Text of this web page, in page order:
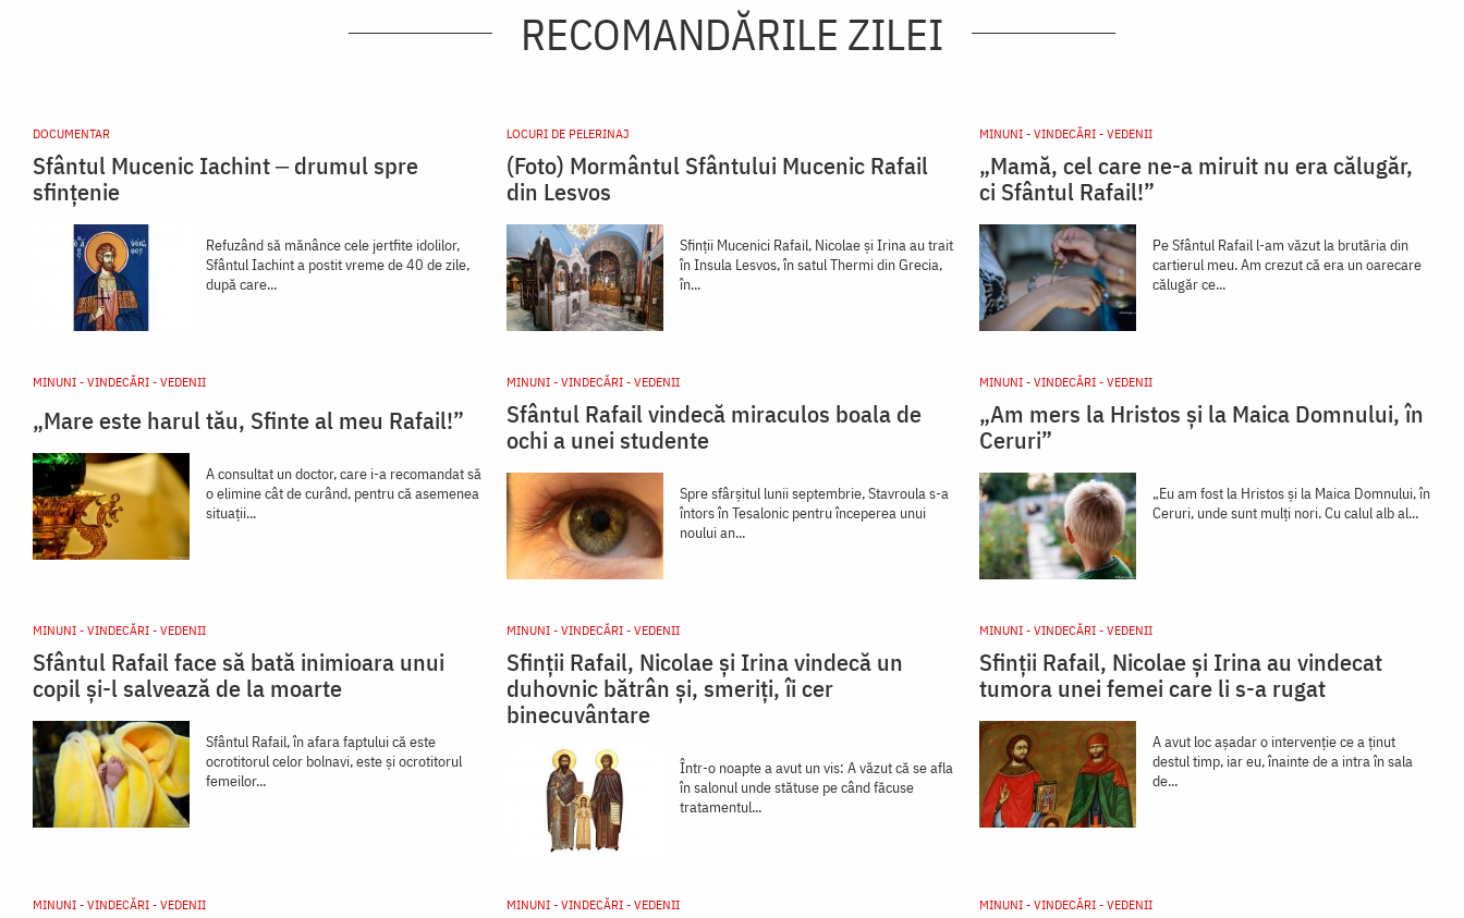
RECOMANDĂRILE ZILEI
DOCUMENTAR
Sfântul Mucenic Iachint ‒ drumul spre
sfințenie
Refuzând să mănânce cele jertfite idolilor,
Sfântul Iachint a postit vreme de 40 de zile,
după care...
LOCURI DE PELERINAJ
(Foto) Mormântul Sfântului Mucenic Rafail
din Lesvos
Sfinții Mucenici Rafail, Nicolae și Irina au trait
în Insula Lesvos, în satul Thermi din Grecia,
în...
MINUNI - VINDECĂRI - VEDENII
„Mamă, cel care ne-a miruit nu era călugăr,
ci Sfântul Rafail!”
Pe Sfântul Rafail l-am văzut la brutăria din
cartierul meu. Am crezut că era un oarecare
călugăr ce...
MINUNI - VINDECĂRI - VEDENII
„Mare este harul tău, Sfinte al meu Rafail!”
A consultat un doctor, care i-a recomandat să
o elimine cât de curând, pentru că asemenea
situații...
MINUNI - VINDECĂRI - VEDENII
Sfântul Rafail vindecă miraculos boala de
ochi a unei studente
Spre sfârșitul lunii septembrie, Stavroula s-a
întors în Tesalonic pentru începerea unui
noului an...
MINUNI - VINDECĂRI - VEDENII
„Am mers la Hristos și la Maica Domnului, în
Ceruri”
„Eu am fost la Hristos și la Maica Domnului, în
Ceruri, unde sunt mulți nori. Cu calul alb al...
MINUNI - VINDECĂRI - VEDENII
Sfântul Rafail face să bată inimioara unui
copil și-l salvează de la moarte
Sfântul Rafail, în afara faptului că este
ocrotitorul celor bolnavi, este şi ocrotitorul
femeilor...
MINUNI - VINDECĂRI - VEDENII
Sfinții Rafail, Nicolae și Irina vindecă un
duhovnic bătrân și, smeriți, îi cer
binecuvântare
Într-o noapte a avut un vis: A văzut că se afla
în salonul unde stătuse pe când făcuse
tratamentul...
MINUNI - VINDECĂRI - VEDENII
Sfinții Rafail, Nicolae și Irina au vindecat
tumora unei femei care li s-a rugat
A avut loc așadar o intervenție ce a ținut
destul timp, iar eu, înainte de a intra în sala
de...
MINUNI - VINDECĂRI - VEDENII MINUNI - VINDECĂRI - VEDENII MINUNI - VINDECĂRI - VEDENII